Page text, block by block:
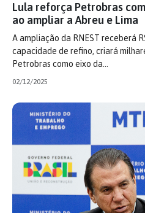
Lula reforça Petrobras
ao ampliar a Abreu e Lima
A ampliação da RNEST receberá
capacidade de refino, criará
Petrobras como eixo da…
02/12/2025